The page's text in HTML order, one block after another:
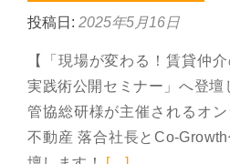
投稿日: 2025年5月16日
【「現場が変わる！賃貸仲
実践術公開セミナー」へ登壇
管協総研様が主催されるオ
不動産 落合社長とCo-